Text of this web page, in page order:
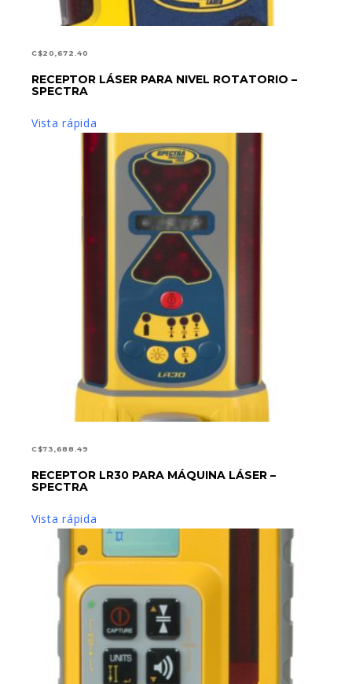
C$20,672.40
AÑADIR AL CARRITO
RECEPTOR LÁSER PARA NIVEL ROTATORIO –
SPECTRA
Vista rápida
C$73,688.49
AÑADIR AL CARRITO
RECEPTOR LR30 PARA MÁQUINA LÁSER –
SPECTRA
Vista rápida